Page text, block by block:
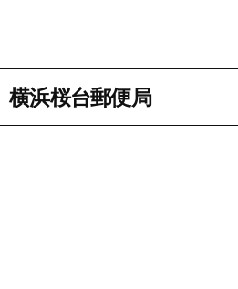
横浜桜台郵便局